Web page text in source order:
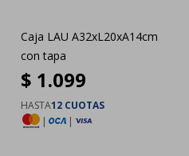
Caja LAU A32xL20xA14cm
con tapa
$ 1.099
HASTA12 CUOTAS
|
|